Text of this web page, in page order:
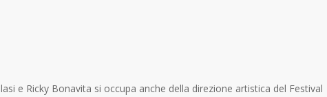
e Ricky Bonavita si occupa anche della direzione artistica del Festival